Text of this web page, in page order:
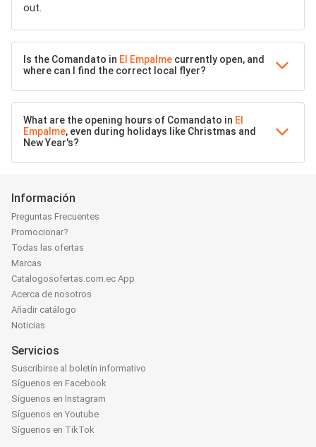
out.
Is the Comandato in El Empalme currently open, and
where can I find the correct local flyer?
What are the opening hours of Comandato in El
Empalme, even during holidays like Christmas and
New Year's?
Información
Preguntas Frecuentes
Promocionar?
Todas las ofertas
Marcas
Catalogosofertas.com.ec App
Acerca de nosotros
Añadir catálogo
Noticias
Servicios
Suscribirse al boletín informativo
Síguenos en Facebook
Síguenos en Instagram
Síguenos en Youtube
Síguenos en TikTok